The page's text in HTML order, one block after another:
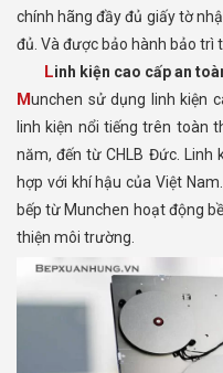
chính hãng đầy đủ giấy tờ
đủ. Và được bảo hành bảo trì
Linh kiện cao cấp an
Munchen sử dụng linh kiện cao cấp như EGO – nhà sản xuất các
linh kiện nổi tiếng trên toàn
năm, đến từ CHLB Đức. Linh
hợp với khí hậu của Việt
bếp từ Munchen hoạt động
thiện môi trường.